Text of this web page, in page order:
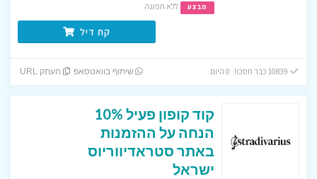
מבצע ללא תפוגה
קח דיל
שיתוף בוואטסאפ העתק URL
קוד קופון פעיל 10%
הנחה על ההזמנות
באתר סטראדיווריוס
ישראל